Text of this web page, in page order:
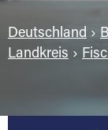
Deutschland ›
Landkreis ›